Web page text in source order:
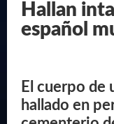
Hallan
español
El cuerpo de
hallado en